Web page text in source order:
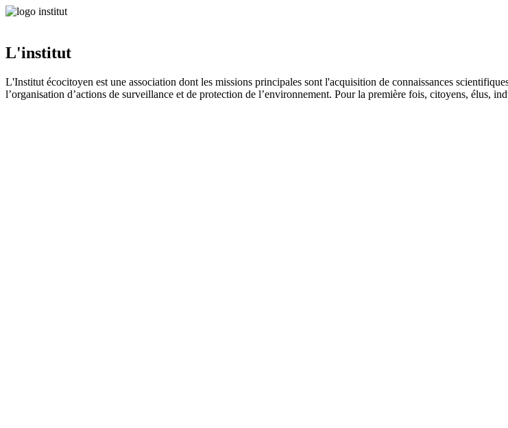
L'institut
L'Institut écocitoyen est une association dont les missions principales sont l'acquisition de connaissances
l’organisation d’actions de surveillance et de protection de l’environnement. Pour la première fois, citoyens, élus,